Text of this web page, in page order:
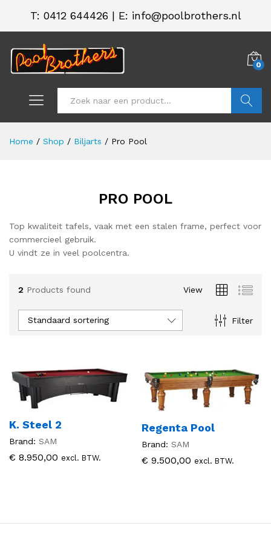
T: 0412 644426 | E: info@poolbrothers.nl
0
Home / Shop / Biljarts / Pro Pool
PRO POOL
Top kwaliteit tafels, vaak met een stalen frame, perfect voor
commercieel gebruik.
U vindt ze in veel poolcentra.
2 Products found View
Filter
Standaard sortering
K. Steel 2
Brand: SAM
€ 8.950,00 excl. BTW.
Regenta Pool
Brand: SAM
€ 9.500,00 excl. BTW.